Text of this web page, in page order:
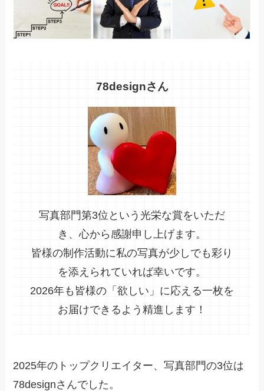
78designさん
写真部門第3位という光栄な賞をいただ
き、心から感謝申し上げます。
皆様の制作活動に私の写真が少しでも彩り
を添えられていれば幸いです。
2026年も皆様の「欲しい」に応える一枚を
お届けできるよう精進します！
2025年のトップクリエイター、写真部門の3位は
78designさんでした。